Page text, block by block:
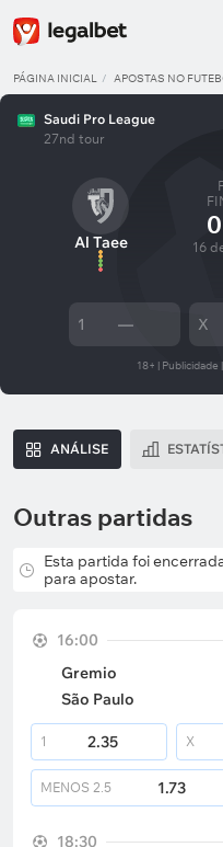
PÁGINA INICIAL APOSTAS NO
Saudi Pro League
27nd tour
Al Taee
0
16
1 — X
18+ |
ANÁLISE
Outras partidas
Esta partida foi
para apostar.
16:00
Gremio
São Paulo
1 2.35 X
MENOS 2.5 1.73
18:30